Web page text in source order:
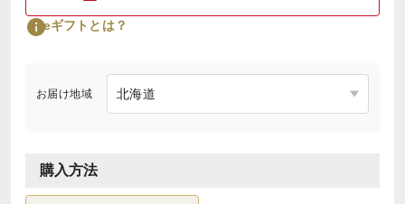
eギフトとは？
お届け地域
購入方法